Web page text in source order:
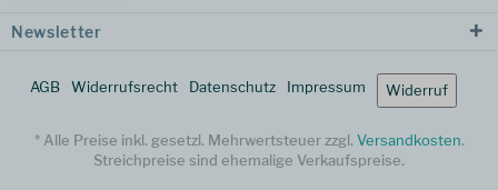
Newsletter
AGB Widerrufsrecht Datenschutz Impressum Widerruf
* Alle Preise inkl. gesetzl. Mehrwertsteuer zzgl. Versandkosten.
Streichpreise sind ehemalige Verkaufspreise.